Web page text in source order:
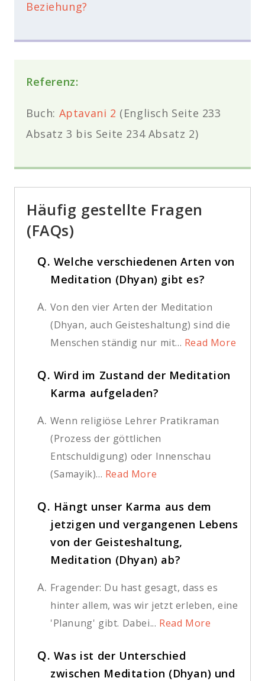
Beziehung?
Referenz:
Buch: Aptavani 2 (Englisch Seite 233
Absatz 3 bis Seite 234 Absatz 2)
Häufig gestellte Fragen
(FAQs)
Q. Welche verschiedenen Arten von
Meditation (Dhyan) gibt es?
A. Von den vier Arten der Meditation
(Dhyan, auch Geisteshaltung) sind die
Menschen ständig nur mit... Read More
Q. Wird im Zustand der Meditation
Karma aufgeladen?
A. Wenn religiöse Lehrer Pratikraman
(Prozess der göttlichen
Entschuldigung) oder Innenschau
(Samayik)... Read More
Q. Hängt unser Karma aus dem
jetzigen und vergangenen Lebens
von der Geisteshaltung,
Meditation (Dhyan) ab?
A. Fragender: Du hast gesagt, dass es
hinter allem, was wir jetzt erleben, eine
'Planung' gibt. Dabei... Read More
Q. Was ist der Unterschied
zwischen Meditation (Dhyan) und